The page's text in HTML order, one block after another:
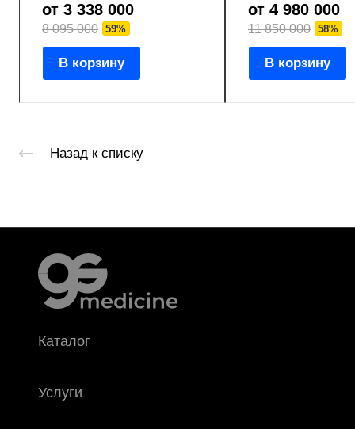
от 3 338 000
8 095 000 59%
В корзину
от 4 980 000
11 850 000 58%
В корзину
Назад к списку
Каталог
Услуги